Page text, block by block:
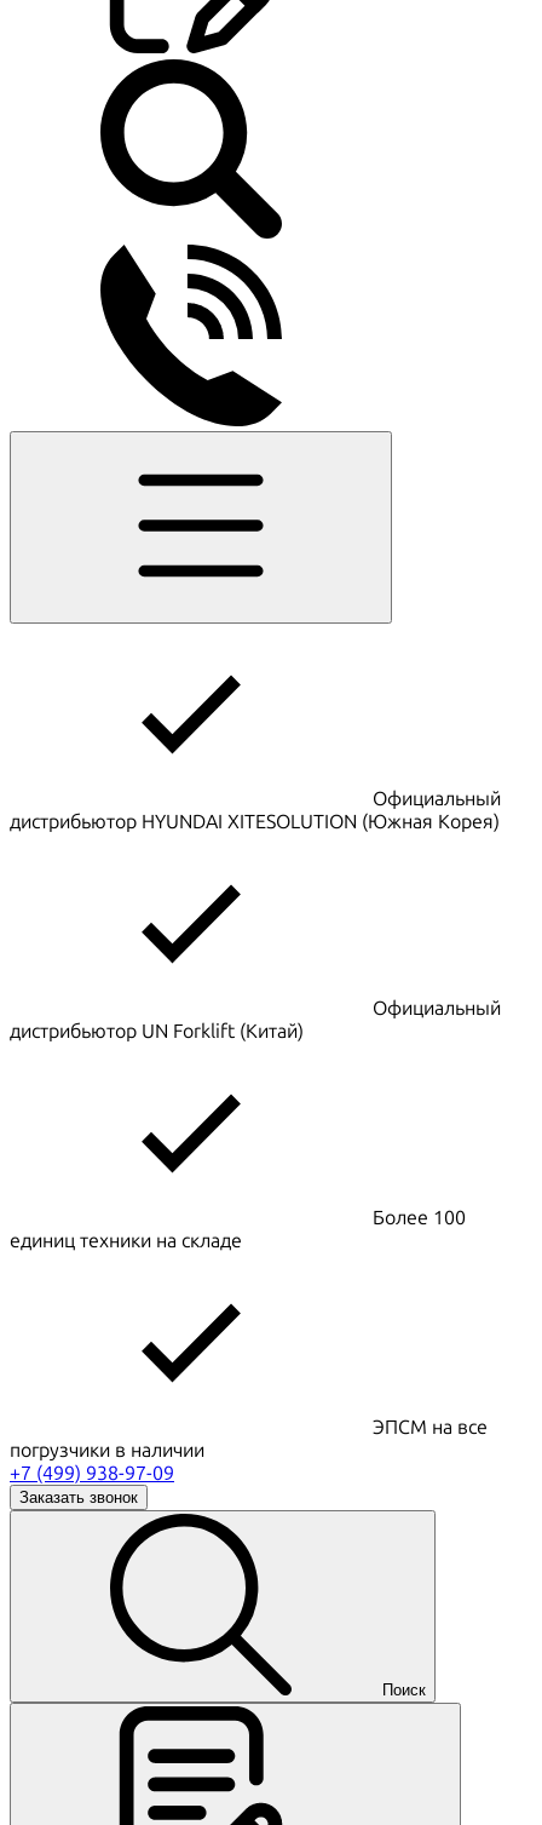
Официальный
дистрибьютор HYUNDAI XITESOLUTION (Южная Корея)
Официальный
дистрибьютор UN Forklift (Китай)
Более 100
единиц техники на складе
ЭПСМ на все
погрузчики в наличии
+7 (499) 938-97-09
Заказать звонок
Поиск